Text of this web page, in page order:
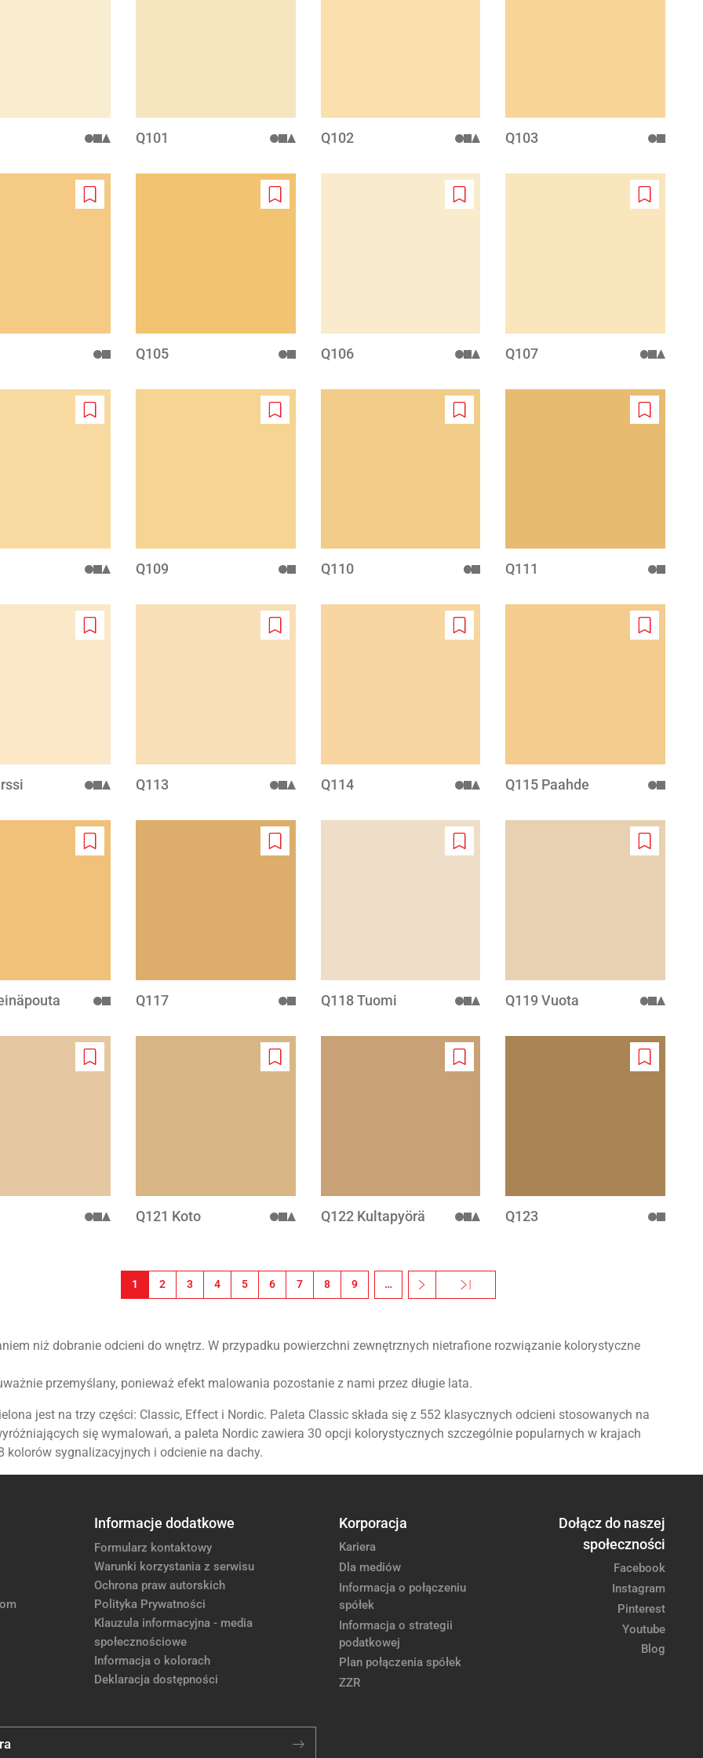
Q101 Q102 Q103
Add
Add
Q105
Add
Q106
Add
Q107
Add
Add
Q109
Add
Q110
Add
Q111
Add
Add
Q113
Add
Q114
Add
Q115 Paahde
Add
Add
Q117
Add
Q118 Tuomi
Add
Q119 Vuota
Add
Add
Q121 Koto
Add
Q122 Kultapyörä
Add
Q123
1 2 3 4 5 6 7 8 9 … ››
Następna strona
Ostatnia »
Ostatnia strona
niż dobranie odcieni do wnętrz. W przypadku powierzchni zewnętrznych nietrafione rozwiązanie kolorystyczne
przemyślany, ponieważ efekt malowania pozostanie z nami przez długie lata.
jest na trzy części: Classic, Effect i Nordic. Paleta Classic składa się z 552 klasycznych odcieni stosowanych na
się wymalowań, a paleta Nordic zawiera 30 opcji kolorystycznych szczególnie popularnych w krajach
sygnalizacyjnych i odcienie na dachy.
Informacje dodatkowe
Formularz kontaktowy
Warunki korzystania z serwisu
Ochrona praw autorskich
Polityka Prywatności
Klauzula informacyjna - media
społecznościowe
Informacja o kolorach
Deklaracja dostępności
Korporacja
Kariera
Dla mediów
Informacja o połączeniu
spółek
Informacja o strategii
podatkowej
Plan połączenia spółek
ZZR
Dołącz do naszej
społeczności
Facebook
Instagram
Pinterest
Youtube
Blog